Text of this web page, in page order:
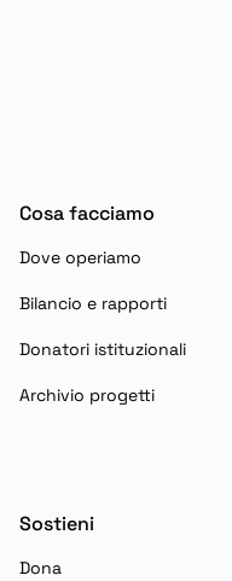
Cosa facciamo
Dove operiamo
Bilancio e rapporti
Donatori istituzionali
Archivio progetti
Sostieni
Dona